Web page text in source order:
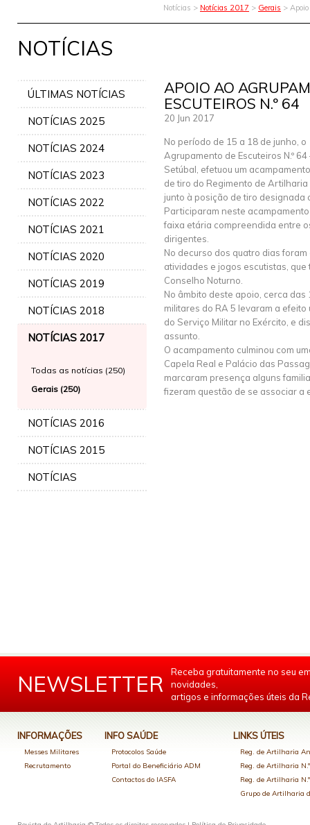
Notícias > Notícias 2017 > Gerais >
NOTÍCIAS
ÚLTIMAS NOTÍCIAS
NOTÍCIAS 2025
NOTÍCIAS 2024
NOTÍCIAS 2023
NOTÍCIAS 2022
NOTÍCIAS 2021
NOTÍCIAS 2020
NOTÍCIAS 2019
NOTÍCIAS 2018
NOTÍCIAS 2017
Todas as notícias (250)
Gerais (250)
NOTÍCIAS 2016
NOTÍCIAS 2015
NOTÍCIAS
APOIO AO
ESCUTEIROS N.º 64
20 Jun 2017
No período de 15 a 18 de junho, o
Agrupamento de Escuteiros N.º 64
Setúbal, efetuou um
de tiro do Regimento de Artilharia
junto à posição de tiro designada
Participaram neste
faixa etária compreendida entre
dirigentes.
No decurso dos quatro dias
atividades e jogos escutistas,
Conselho Noturno.
No âmbito deste apoio, cerca
militares do RA 5 levaram a
do Serviço Militar no Exército, e
assunto.
O acampamento culminou com
Capela Real e Palácio das
marcaram presença alguns
fizeram questão de se associar a
NEWSLETTER
Receba gratuitamente no seu
novidades,
artigos e informações úteis da
INFORMAÇÕES
Messes Militares
Recrutamento
INFO SAÚDE
Protocolos Saúde
Portal do Beneficiário ADM
Contactos do IASFA
LINKS ÚTEIS
Reg. de Artilharia
Reg. de Artilharia
Reg. de Artilharia
Grupo de Artilharia